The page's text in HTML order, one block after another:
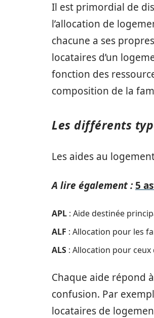
Il est primordial de
l’allocation de
chacune a ses
locataires d’un
fonction des
composition de la
Les différents
Les aides au
A lire également : 5
APL : Aide destinée
ALF : Allocation pour les
ALS : Allocation pour ceux
Chaque aide répond
confusion. Par
locataires de